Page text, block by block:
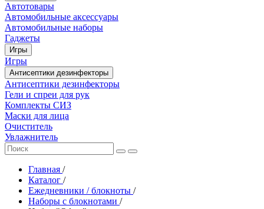
Автотовары
Автомобильные аксессуары
Автомобильные наборы
Гаджеты
Игры
Игры
Антисептики дезинфекторы
Антисептики дезинфекторы
Гели и спреи для рук
Комплекты СИЗ
Маски для лица
Очиститель
Увлажнитель
Главная /
Каталог /
Ежедневники / блокноты /
Наборы с блокнотами /